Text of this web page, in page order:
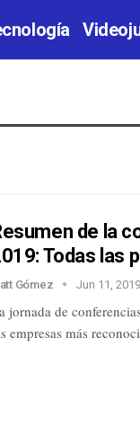
de la
Todas las
Gómez Jun 11, 2019
jornada de
empresas más